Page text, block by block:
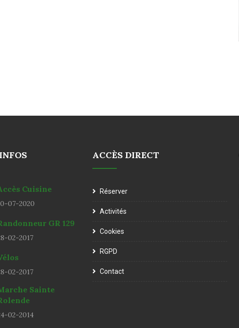
Cuisine
07-2020
GR 129
02-2017
02-2017
Sainte
02-2014
ACCÈS DIRECT
Réserver
Activités
Cookies
RGPD
Contact